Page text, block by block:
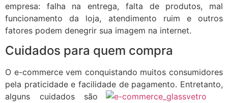
empresa: falha na entrega, falta de produtos, mal
funcionamento da loja, atendimento ruim e outros
fatores podem denegrir sua imagem na internet.
Cuidados para quem compra
O e-commerce vem conquistando muitos consumidores
pela praticidade e facilidade de pagamento. Entretanto,
alguns cuidados são